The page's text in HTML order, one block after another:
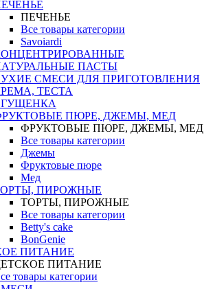
ПЕЧЕНЬЕ
Все товары категории
Savoiardi
ПАСТЫ
СМЕСИ ДЛЯ ПРИГОТОВЛЕНИЯ
ТЕСТА
ПЮРЕ, ДЖЕМЫ, МЕД
ФРУКТОВЫЕ ПЮРЕ, ДЖЕМЫ, МЕД
Все товары категории
Джемы
Фруктовые пюре
Мед
ПИРОЖНЫЕ
ТОРТЫ, ПИРОЖНЫЕ
Все товары категории
Betty's cake
BonGenie
ПИТАНИЕ
ПИТАНИЕ
товары категории